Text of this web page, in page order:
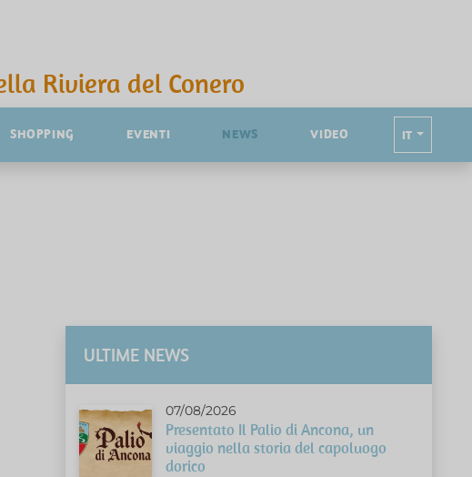
Riviera del Conero
SHOPPING EVENTI NEWS VIDEO IT
ULTIME NEWS
07/08/2026
Presentato Il Palio di Ancona, un
viaggio nella storia del capoluogo
dorico